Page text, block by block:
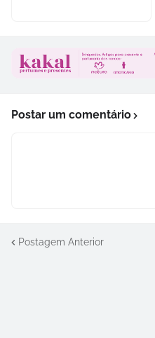
Postar um comentário
Postagem Anterior